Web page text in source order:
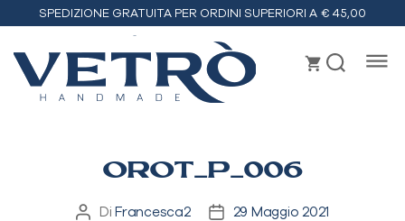
SPEDIZIONE GRATUITA PER ORDINI SUPERIORI A € 45,00
OROT_P_006
Autore
DiFrancesca2
Data29 Maggio 2021